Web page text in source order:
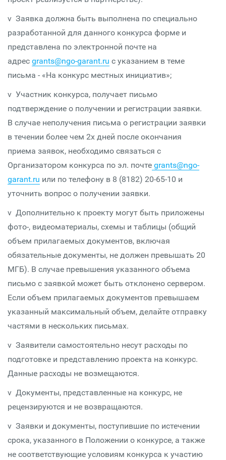
v Заявка должна быть выполнена по специально
разработанной для данного конкурса форме и
представлена по электронной почте на
адрес grants@ngo-garant.ru с указанием в теме
письма - «На конкурс местных инициатив»;
v Участник конкурса, получает письмо
подтверждение о получении и регистрации заявки.
В случае неполучения письма о регистрации заявки
в течении более чем 2х дней после окончания
приема заявок, необходимо связаться с
Организатором конкурса по эл. почте grants@ngo-
garant.ru или по телефону в 8 (8182) 20-65-10 и
уточнить вопрос о получении заявки.
v Дополнительно к проекту могут быть приложены
фото-, видеоматериалы, схемы и таблицы (общий
объем прилагаемых документов, включая
обязательные документы, не должен превышать 20
МГБ). В случае превышения указанного объема
письмо с заявкой может быть отклонено сервером.
Если объем прилагаемых документов превышаем
указанный максимальный объем, делайте отправку
частями в нескольких письмах.
v Заявители самостоятельно несут расходы по
подготовке и представлению проекта на конкурс.
Данные расходы не возмещаются.
v Документы, представленные на конкурс, не
рецензируются и не возвращаются.
v Заявки и документы, поступившие по истечении
срока, указанного в Положении о конкурсе, а также
не соответствующие условиям конкурса к участию